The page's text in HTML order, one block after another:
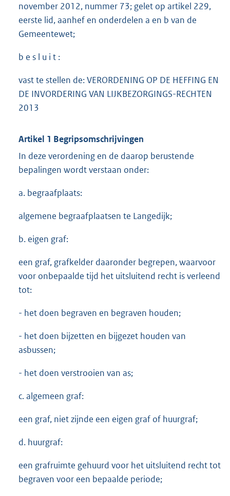
november 2012, nummer 73; gelet op artikel 229,
eerste lid, aanhef en onderdelen a en b van de
Gemeentewet;
b e s l u i t :
vast te stellen de: VERORDENING OP DE HEFFING EN
DE INVORDERING VAN LIJKBEZORGINGS-RECHTEN
2013
Artikel 1 Begripsomschrijvingen
In deze verordening en de daarop berustende
bepalingen wordt verstaan onder:
a. begraafplaats:
algemene begraafplaatsen te Langedijk;
b. eigen graf:
een graf, grafkelder daaronder begrepen, waarvoor
voor onbepaalde tijd het uitsluitend recht is verleend
tot:
- het doen begraven en begraven houden;
- het doen bijzetten en bijgezet houden van
asbussen;
- het doen verstrooien van as;
c. algemeen graf:
een graf, niet zijnde een eigen graf of huurgraf;
d. huurgraf:
een grafruimte gehuurd voor het uitsluitend recht tot
begraven voor een bepaalde periode;